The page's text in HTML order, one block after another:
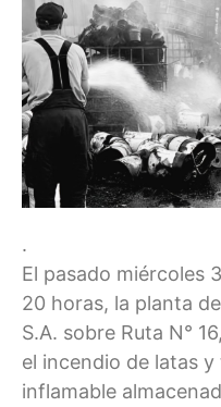
.
El pasado miércoles
20 horas, la planta
S.A. sobre Ruta N°
el incendio de latas
inflamable